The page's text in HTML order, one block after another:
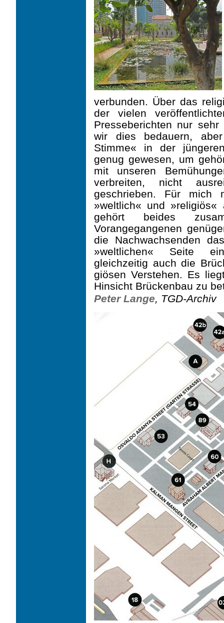
verbunden. Über das
der vielen
Presseberichten nur
wir dies bedauern,
Stimme« in der
genug gewesen, um
mit unseren
verbreiten, nicht
geschrieben. Für mich
»weltlich« und »religiös«
gehört beides
Vorangegangenen
die Nachwachsenden
»welt­lichen« Seite
gleichzeitig auch die
giösen Verstehen. Es
Hinsicht Brückenbau zu
Peter Lange, TGD-Archiv